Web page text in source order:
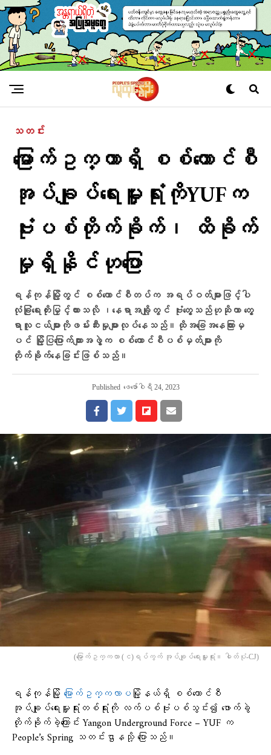
သတင်း
မြောက်ဥက္ကာရှိ စစ်ကောင်စီ
အုပ်ချုပ်ရေးမှူးရုံးကိုYUFက
ဗုံးပစ်တိုက်ခိုက်၊ ထိခိုက်
မှုရှိနိုင်ဟုပြော
ရန်ကုန်မြို့တွင် စစ်​ကောင်စီတပ်က အရပ်ဝတ်များဖြင့်ပါ
လုံခြုံ​ရေးတိုးမြှင့်ထားသလို ၊​နေရာအချို့တွင် ဗုံး​တွေ့သည်ဟုဆိုကာ ​တွေ့
ရာလူငယ်များကိုဖမ်းဆီးမှုများလုပ်​နေသည်။ထိုအ​ခြေအ​နေကြားမှ
ပင် မြို့ပြ​ပြောက်ကျားအဖွဲ့က စစ်​ကောင်စီ​ပစ်မှတ်များကို
တိုက်ခိုက်​နေခြင်းဖြစ်သည်။
Published ဖေ‌ဖော်ဝါရီ 24, 2023
(မြောက်ဥက္ကလာ (င)ရပ်ကွက် အုပ်ချုပ်ရေးမှူးရုံး။ ဓါတ်ပုံ-CJ)
ရန်ကုန်မြို့ မြောက်ဥက္ကလာပမြို့နယ်ရှိ စစ်ကောင်စီ
အုပ်ချုပ်ရေးမှူးရုံးတစ်ရုံးကို လက်ပစ်ဗုံးပစ်သွင်း၍ ဖောက်ခွဲ
တိုက်ခိုက်ခဲ့ကြောင်း Yangon Underground Force – YUF က
People’s Spring သတင်းဌာနသို့ ပြောသည်။